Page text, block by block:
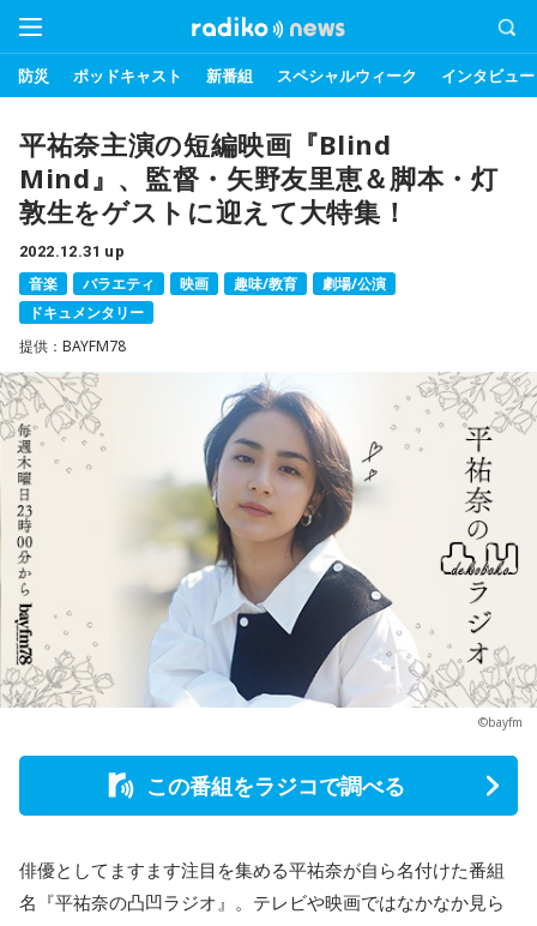
防災 ポッドキャスト 新番組 スペシャルウィーク インタビュー
平祐奈主演の短編映画『Blind
Mind』、監督・矢野友里恵＆脚本・灯
敦生をゲストに迎えて大特集！
2022.12.31 up
音楽 バラエティ 映画 趣味/教育
劇場/公演
ドキュメンタリー
提供：BAYFM78
©bayfm
この番組をラジコで調べる
俳優としてますます注目を集める平祐奈が自ら名付けた番組
名『平祐奈の凸凹ラジオ』。テレビや映画ではなかなか見ら